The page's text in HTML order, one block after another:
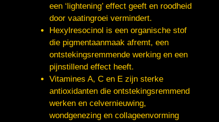
een ‘lightening’ effect geeft en roodheid
door vaatingroei vermindert.
Hexylresocinol is een organische stof
die pigmentaanmaak afremt, een
ontstekingsremmende werking en een
pijnstillend effect heeft.
Vitamines A, C en E zijn sterke
antioxidanten die ontstekingsremmend
werken en celvernieuwing,
wondgenezing en collageenvorming